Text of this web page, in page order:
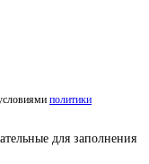
политики
для заполнения